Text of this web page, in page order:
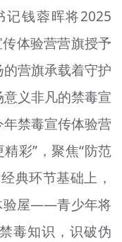
记钱蓉晖将2025
体验营营旗授予
营旗承载着守护
义非凡的禁毒宣
禁毒宣传体验营
精彩”，聚焦“防范
典环节基础上，
验屋——青少年将
毒知识，识破伪